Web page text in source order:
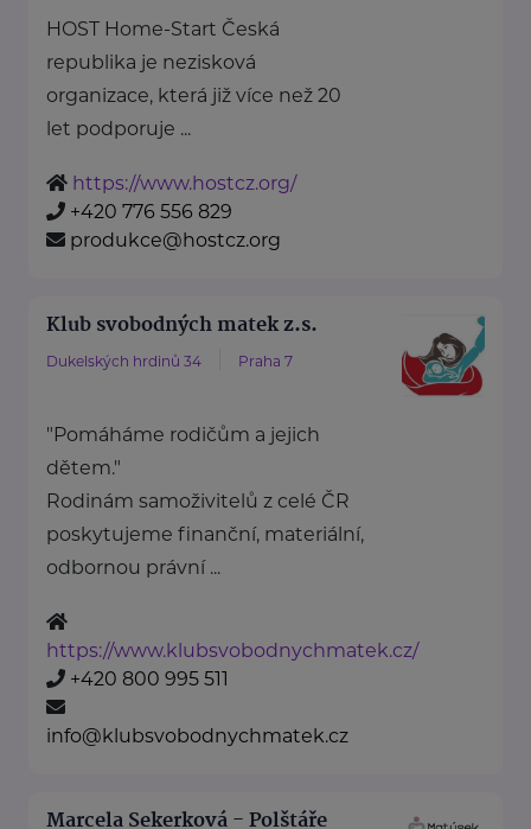
HOST Home-Start Česká
republika je nezisková
organizace, která již více než 20
let podporuje ...
https://www.hostcz.org/
+420 776 556 829
produkce@hostcz.org
Klub svobodných matek z.s.
Dukelských hrdinů 34 Praha 7
"Pomáháme rodičům a jejich
dětem."
Rodinám samoživitelů z celé ČR
poskytujeme finanční, materiální,
odbornou právní ...
https://www.klubsvobodnychmatek.cz/
+420 800 995 511
info@klubsvobodnychmatek.cz
Marcela Sekerková - Polštáře